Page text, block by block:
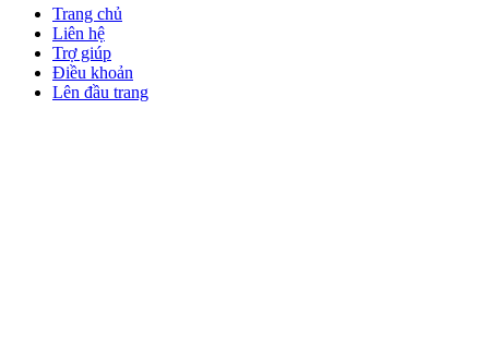
Trang chủ
Liên hệ
Trợ giúp
Điều khoản
Lên đầu trang